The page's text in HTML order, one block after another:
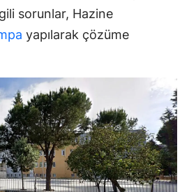
sorunlar, Hazine
yapılarak çözüme